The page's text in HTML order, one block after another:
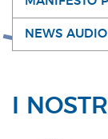
NEWS
I